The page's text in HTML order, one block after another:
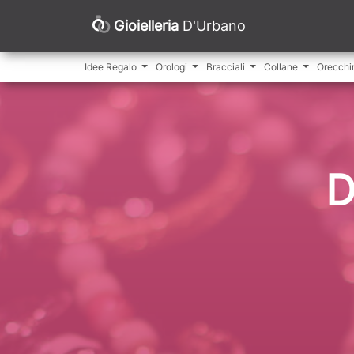
Gioielleria D'Urbano
Idee Regalo Orologi Bracciali Collane